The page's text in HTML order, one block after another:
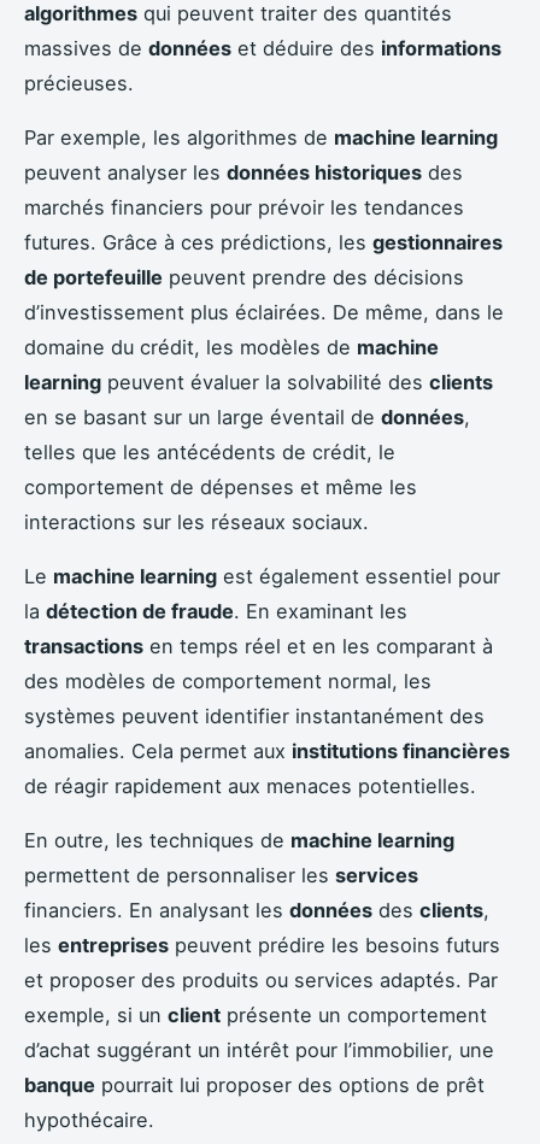
algorithmes qui peuvent traiter des quantités
massives de données et déduire des informations
précieuses.
Par exemple, les algorithmes de machine learning
peuvent analyser les données historiques des
marchés financiers pour prévoir les tendances
futures. Grâce à ces prédictions, les gestionnaires
de portefeuille peuvent prendre des décisions
d’investissement plus éclairées. De même, dans le
domaine du crédit, les modèles de machine
learning peuvent évaluer la solvabilité des clients
en se basant sur un large éventail de données,
telles que les antécédents de crédit, le
comportement de dépenses et même les
interactions sur les réseaux sociaux.
Le machine learning est également essentiel pour
la détection de fraude. En examinant les
transactions en temps réel et en les comparant à
des modèles de comportement normal, les
systèmes peuvent identifier instantanément des
anomalies. Cela permet aux institutions financières
de réagir rapidement aux menaces potentielles.
En outre, les techniques de machine learning
permettent de personnaliser les services
financiers. En analysant les données des clients,
les entreprises peuvent prédire les besoins futurs
et proposer des produits ou services adaptés. Par
exemple, si un client présente un comportement
d’achat suggérant un intérêt pour l’immobilier, une
banque pourrait lui proposer des options de prêt
hypothécaire.